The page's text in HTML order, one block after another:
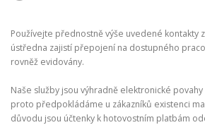
Používejte přednostně výše uvedené kontakty
ústředna zajistí přepojení na dostupného
rovněž evidovány.
Naše služby jsou výhradně elektronické
proto předpokládáme u zákazníků existenci
důvodu jsou účtenky k hotovostním platbám